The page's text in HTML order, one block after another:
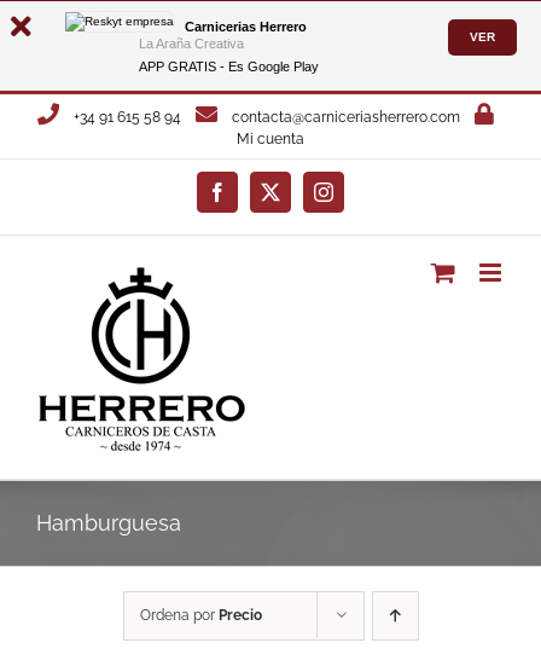
Carnicerias Herrero
La Araña Creativa
APP GRATIS - Es Google Play
VER
Saltar
+34 91 615 58 94
contacta@carniceriasherrero.com
Mi cuenta
Facebook
X Instagram
Hamburguesa
Ordena por Precio